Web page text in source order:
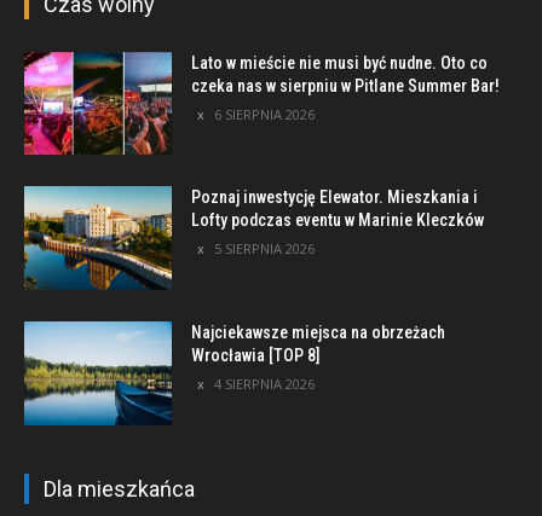
Lato w mieście nie musi być nudne. Oto co
czeka nas w sierpniu w Pitlane Summer Bar!
6 SIERPNIA 2026
Poznaj inwestycję Elewator. Mieszkania i
Lofty podczas eventu w Marinie Kleczków
5 SIERPNIA 2026
Najciekawsze miejsca na obrzeżach
Wrocławia [TOP 8]
4 SIERPNIA 2026
Dla mieszkańca